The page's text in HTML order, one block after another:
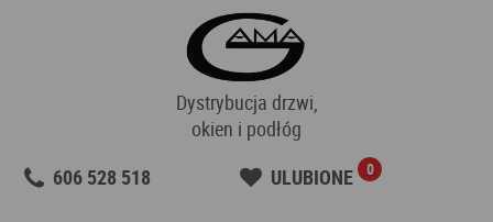
Dystrybucja drzwi,
okien i podłóg
606 528 518
ULUBIONE 0